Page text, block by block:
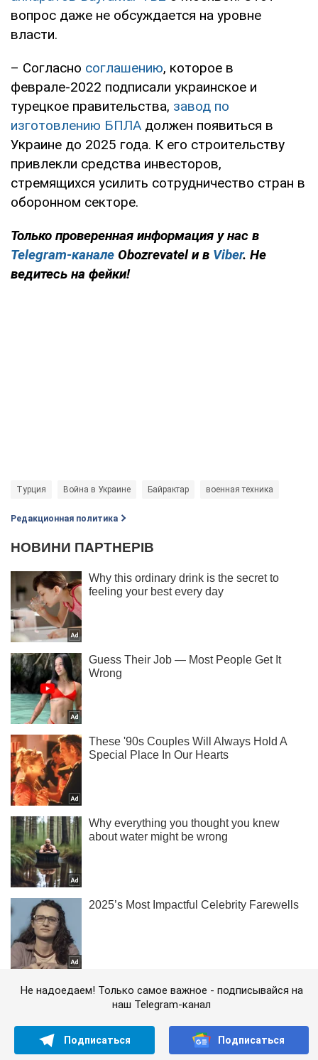
вопрос даже не обсуждается на уровне
власти.
– Согласно соглашению, которое в
феврале-2022 подписали украинское и
турецкое правительства, завод по
изготовлению БПЛА должен появиться в
Украине до 2025 года. К его строительству
привлекли средства инвесторов,
стремящихся усилить сотрудничество стран в
оборонном секторе.
Только проверенная информация у нас в
Telegram-канале Obozrevatel и в Viber. Не
ведитесь на фейки!
Турция Война в Украине Байрактар военная техника
Редакционная политика
Не надоедаем! Только самое важное - подписывайся на
наш Telegram-канал
Подписаться Подписаться